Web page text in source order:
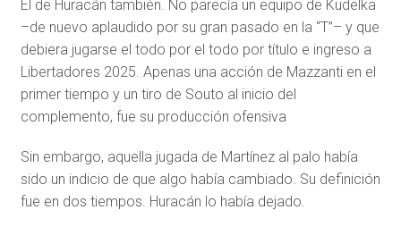
El de Huracán también. No parecía un equipo de Kudelka
–de nuevo aplaudido por su gran pasado en la “T”– y que
debiera jugarse el todo por el todo por título e ingreso a
Libertadores 2025. Apenas una acción de Mazzanti en el
primer tiempo y un tiro de Souto al inicio del
complemento, fue su producción ofensiva
Sin embargo, aquella jugada de Martínez al palo había
sido un indicio de que algo había cambiado. Su definición
fue en dos tiempos. Huracán lo había dejado.